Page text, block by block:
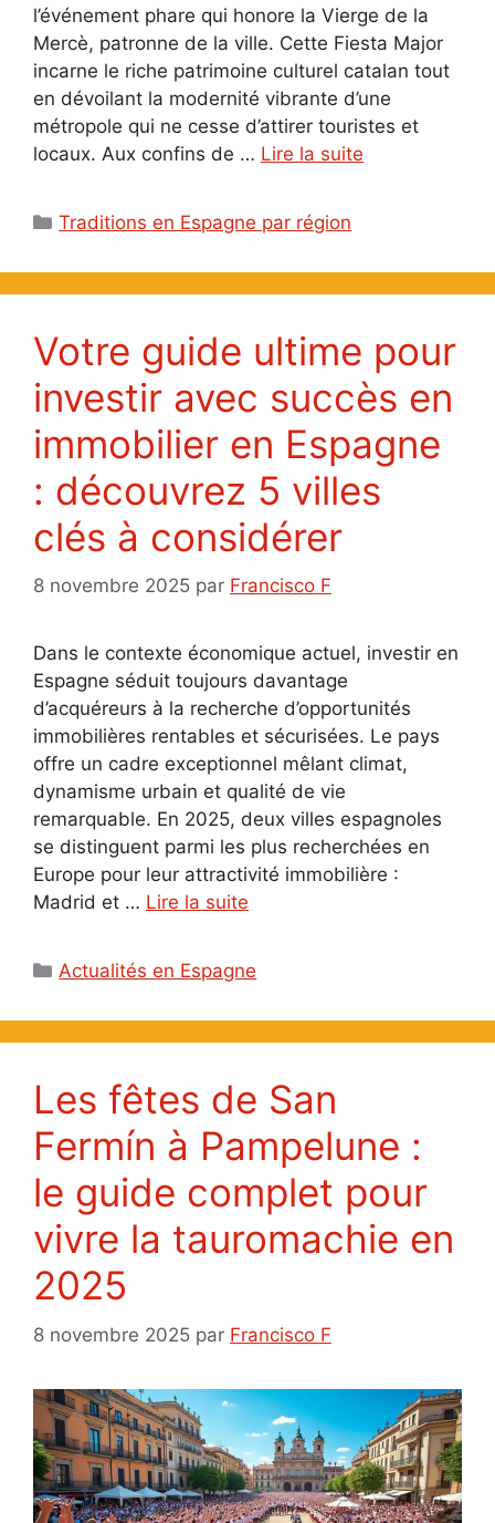
l’événement phare qui honore la Vierge de la
Mercè, patronne de la ville. Cette Fiesta Major
incarne le riche patrimoine culturel catalan tout
en dévoilant la modernité vibrante d’une
métropole qui ne cesse d’attirer touristes et
locaux. Aux confins de … Lire la suite
Catégories
Traditions en Espagne par région
Votre guide ultime pour
investir avec succès en
immobilier en Espagne
: découvrez 5 villes
clés à considérer
8 novembre 2025 par Francisco F
Dans le contexte économique actuel, investir en
Espagne séduit toujours davantage
d’acquéreurs à la recherche d’opportunités
immobilières rentables et sécurisées. Le pays
offre un cadre exceptionnel mêlant climat,
dynamisme urbain et qualité de vie
remarquable. En 2025, deux villes espagnoles
se distinguent parmi les plus recherchées en
Europe pour leur attractivité immobilière :
Madrid et … Lire la suite
Catégories
Actualités en Espagne
Les fêtes de San
Fermín à Pampelune :
le guide complet pour
vivre la tauromachie en
2025
8 novembre 2025 par Francisco F